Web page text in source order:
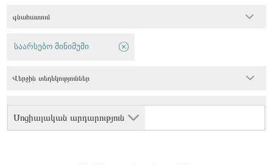
գնահատում
Սոցիալական արդարություն
საარსებო მინიმუმი
Վերջին տեղեկություններ